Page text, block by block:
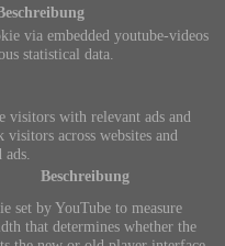
via embedded youtube-videos
statistical data.
visitors with relevant ads and
across websites and
Beschreibung
set by YouTube to measure
that determines whether the